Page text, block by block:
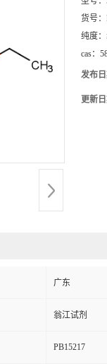
货号：
纯度：
cas：
发布日
更新日
广东
翁江试剂
PB15217